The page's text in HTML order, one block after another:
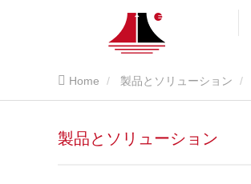
Home 製品とソリューション
製品とソリューション